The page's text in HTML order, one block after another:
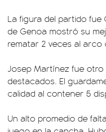
La figura del partido fue
de Genoa mostró su
rematar 2 veces al arco
Josep Martínez fue
destacados. El
calidad al contener 5
Un alto promedio de